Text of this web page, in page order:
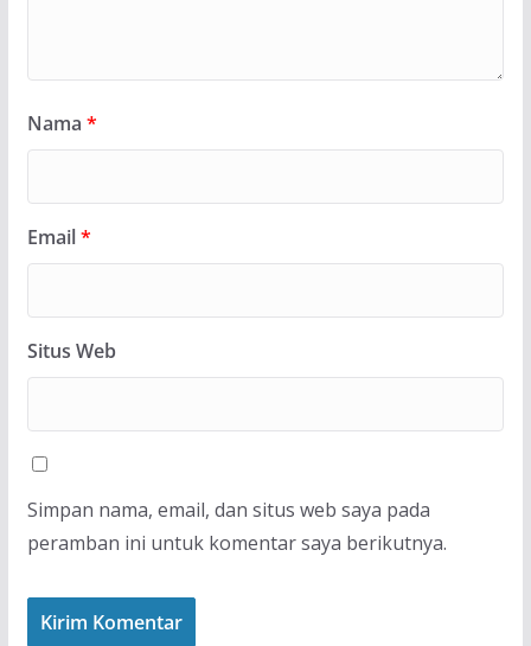
Nama *
Email*
Situs Web
Simpan nama, email, dan situs web saya pada
peramban ini untuk komentar saya berikutnya.